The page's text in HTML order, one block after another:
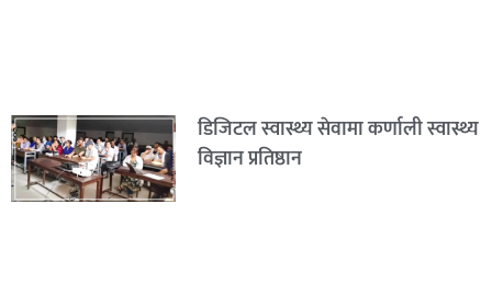
डिजिटल स्वास्थ्य सेवामा कर्णाली स्वास्थ्य
विज्ञान प्रतिष्ठान